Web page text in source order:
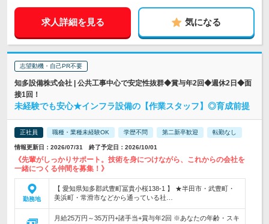
求人詳細を見る 気になる
志望動機・自己PR不要
知多設備株式会社 | 公共工事中心で安定性抜群◆賞与年2回◆週休2日◆面
接1回！
未経験でも安心★インフラ設備の【作業スタッフ】◎育成前提
正社員 職種・業種未経験OK 学歴不問 第二新卒歓迎 転勤なし
情報更新日：2026/07/31 終了予定日：2026/10/01
《先輩がしっかりサポート。技術を身につけながら、これからの会社を
一緒につくる仲間を募集！》
勤務地
【 愛知県知多郡武豊町冨貴小桜138-1 】 ★半田市・武豊町・
美浜町・常滑市などから通っている社…
月給25万円～35万円+諸手当+賞与年2回 ※あなたの年齢・スキ